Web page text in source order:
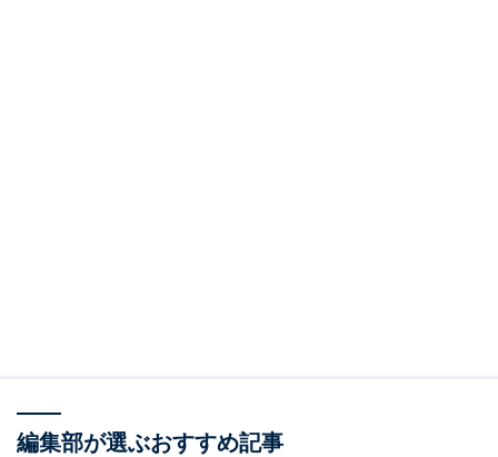
編集部が選ぶおすすめ記事